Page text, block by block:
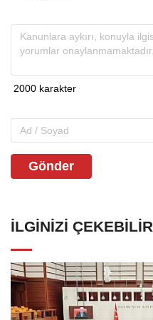
Gönder
İLGINIZI ÇEKEBILIR